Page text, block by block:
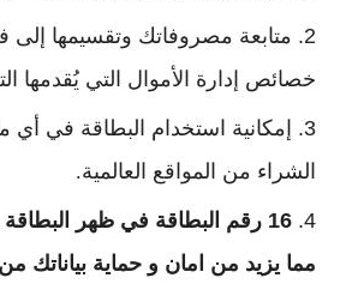
متابعة مصروفاتك وتقسيمها إلى
خصائص إدارة الأموال التي يُقدمها
إمكانية استخدام البطاقة في أي
الشراء من المواقع العالمية.
16 رقم البطاقة في ظهر
مما يزيد من امان و حماية بياناتك